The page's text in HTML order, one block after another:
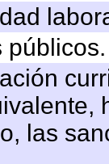
públicos.
las